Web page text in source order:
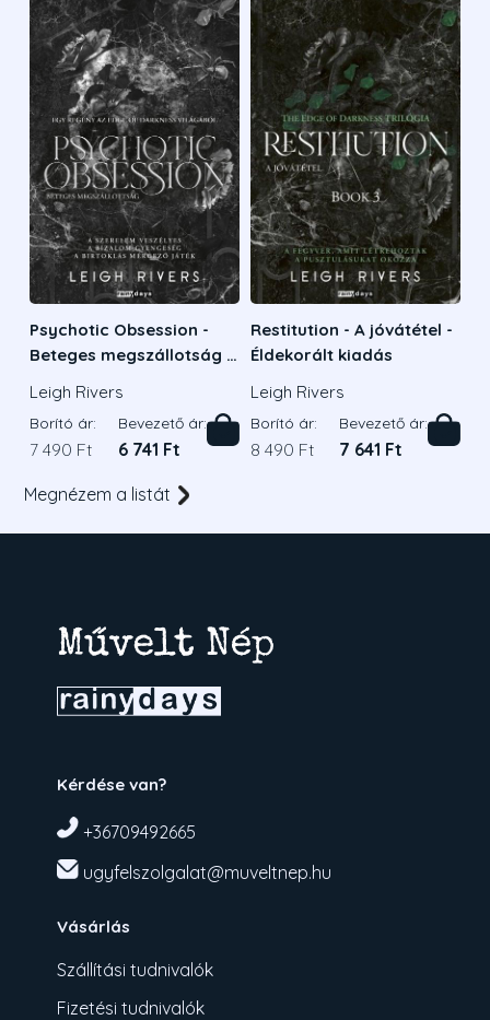
Psychotic Obsession -
Beteges megszállotság -
Leigh Rivers
Borító ár:
7 490 Ft
Bevezető ár:
6 741 Ft
Restitution - A jóvátétel -
Éldekorált kiadás
Leigh Rivers
Borító ár:
8 490 Ft
Bevezető ár:
7 641 Ft
Megnézem a listát
Kérdése van?
+36709492665
ugyfelszolgalat@muveltnep.hu
Vásárlás
Szállítási tudnivalók
Fizetési tudnivalók